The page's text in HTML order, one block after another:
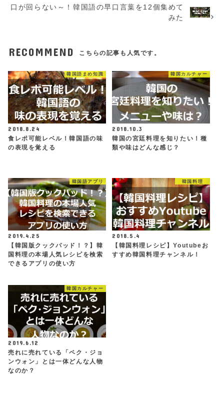
口が回らない～！韓国語の早口言葉を12個集めて
みた
RECOMMEND こちらの記事も人気です。
韓国語まめ知識
2018.8.24
食レポ可能レベル！韓国語の味
の表現を覚える
韓国カルチャー
2018.10.3
韓国の宮廷料理を知りたい！種
類や味はどんな感じ？
韓国語アプリ
2019.4.25
【韓国版クックパッド！？】韓
国料理の本場人気レシピを検索
できるアプリの使い方
韓国料理
2018.5.4
【韓国料理レシピ】Youtubeお
すすめ韓国料理チャンネル！
韓国カルチャー
2019.6.12
売れに売れている「ペク・ジョ
ンウォン」とは一体どんな人物
なのか？